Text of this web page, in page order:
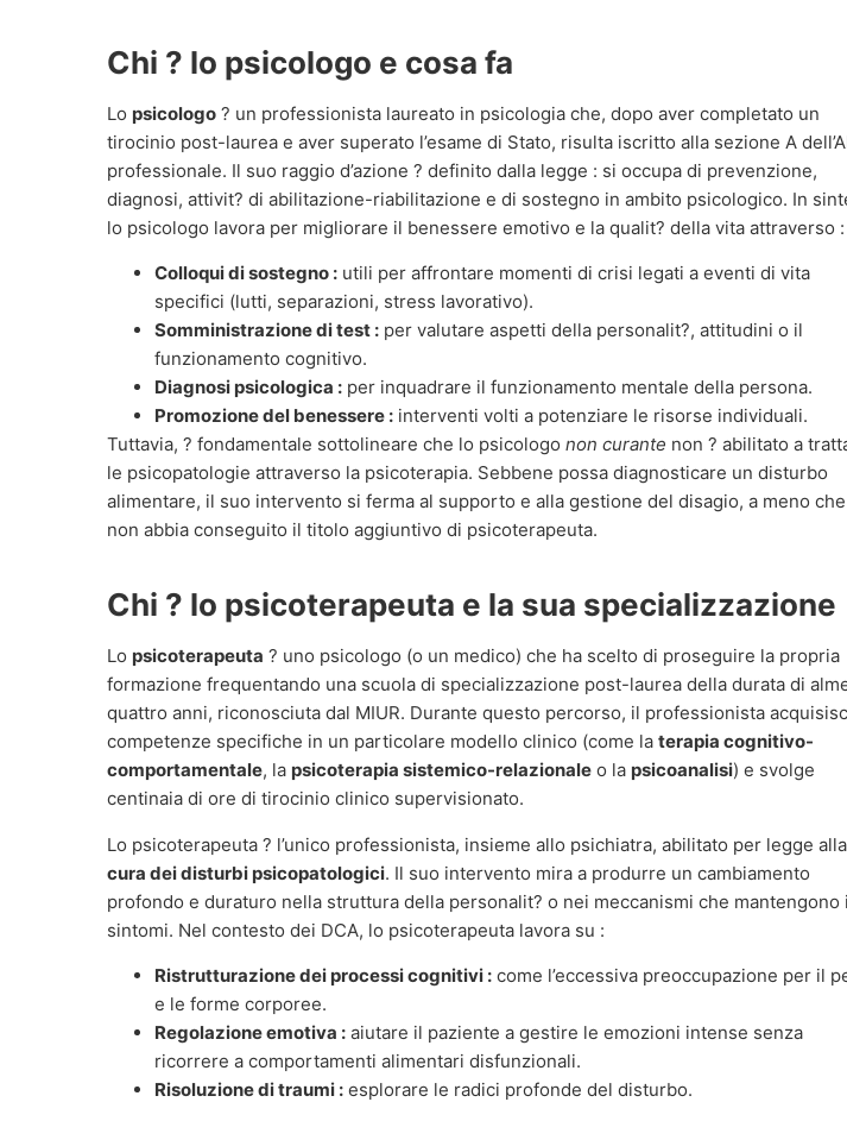
Chi ? lo psicologo e cosa fa
Lo psicologo ? un professionista laureato in psicologia che, dopo aver completato un
tirocinio post-laurea e aver superato l’esame di Stato, risulta iscritto alla sezione A
professionale. Il suo raggio d’azione ? definito dalla legge : si occupa di prevenzione,
diagnosi, attivit? di abilitazione-riabilitazione e di sostegno in ambito psicologico. In
lo psicologo lavora per migliorare il benessere emotivo e la qualit? della vita attraverso :
Colloqui di sostegno : utili per affrontare momenti di crisi legati a eventi di vita
specifici (lutti, separazioni, stress lavorativo).
Somministrazione di test : per valutare aspetti della personalit?, attitudini o il
funzionamento cognitivo.
Diagnosi psicologica : per inquadrare il funzionamento mentale della persona.
Promozione del benessere : interventi volti a potenziare le risorse individuali.
Tuttavia, ? fondamentale sottolineare che lo psicologo non curante non ? abilitato a
le psicopatologie attraverso la psicoterapia. Sebbene possa diagnosticare un disturbo
alimentare, il suo intervento si ferma al supporto e alla gestione del disagio, a meno che
non abbia conseguito il titolo aggiuntivo di psicoterapeuta.
Chi ? lo psicoterapeuta e la sua specializzazione
Lo psicoterapeuta ? uno psicologo (o un medico) che ha scelto di proseguire la propria
formazione frequentando una scuola di specializzazione post-laurea della durata di
quattro anni, riconosciuta dal MIUR. Durante questo percorso, il professionista
competenze specifiche in un particolare modello clinico (come la terapia cognitivo-
comportamentale, la psicoterapia sistemico-relazionale o la psicoanalisi) e svolge
centinaia di ore di tirocinio clinico supervisionato.
Lo psicoterapeuta ? l’unico professionista, insieme allo psichiatra, abilitato per legge alla
cura dei disturbi psicopatologici. Il suo intervento mira a produrre un cambiamento
profondo e duraturo nella struttura della personalit? o nei meccanismi che mantengono i
sintomi. Nel contesto dei DCA, lo psicoterapeuta lavora su :
Ristrutturazione dei processi cognitivi : come l’eccessiva preoccupazione per il
e le forme corporee.
Regolazione emotiva : aiutare il paziente a gestire le emozioni intense senza
ricorrere a comportamenti alimentari disfunzionali.
Risoluzione di traumi : esplorare le radici profonde del disturbo.